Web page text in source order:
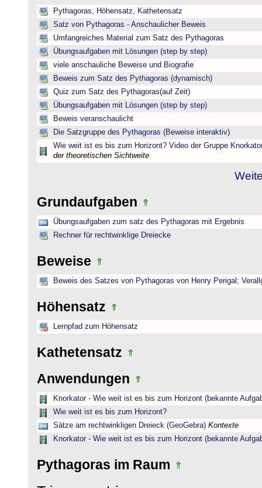
Pythagoras, Höhensatz, Kathetensatz
Satz von Pythagoras - Anschaulicher Beweis
Umfangreiches Material zum Satz des Pythagoras
Übungsaufgaben mit Lösungen (step by step)
viele anschauliche Beweise und Biografie
Beweis zum Satz des Pythagoras (dynamisch)
Quiz zum Satz des Pythagoras(auf Zeit)
Übungsaufgaben mit Lösungen (step by step)
Beweis veranschaulicht
Die Satzgruppe des Pythagoras (Beweise interaktiv)
Wie weit ist es bis zum Horizont? Video der Gruppe
der theoretischen Sichtweite
Grundaufgaben
Übungsaufgaben zum satz des Pythagoras mit Ergebnis
Rechner für rechtwinklige Dreiecke
Beweise
Beweis des Satzes von Pythagoras von Henry Perigal;
Höhensatz
Lernpfad zum Höhensatz
Kathetensatz
Anwendungen
Knorkator - Wie weit ist es bis zum Horizont (bekannte
Wie weit ist es bis zum Horizont?
Sätze am rechtwinkligen Dreieck (GeoGebra) Kontexte
Knorkator - Wie weit ist es bis zum Horizont (bekannte
Pythagoras im Raum